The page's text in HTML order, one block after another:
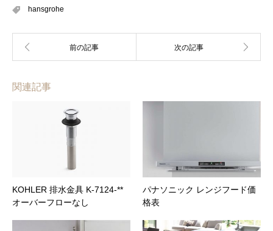
hansgrohe
関連記事
KOHLER 排水金具 K-7124-**
オーバーフローなし
パナソニック レンジフード価
格表